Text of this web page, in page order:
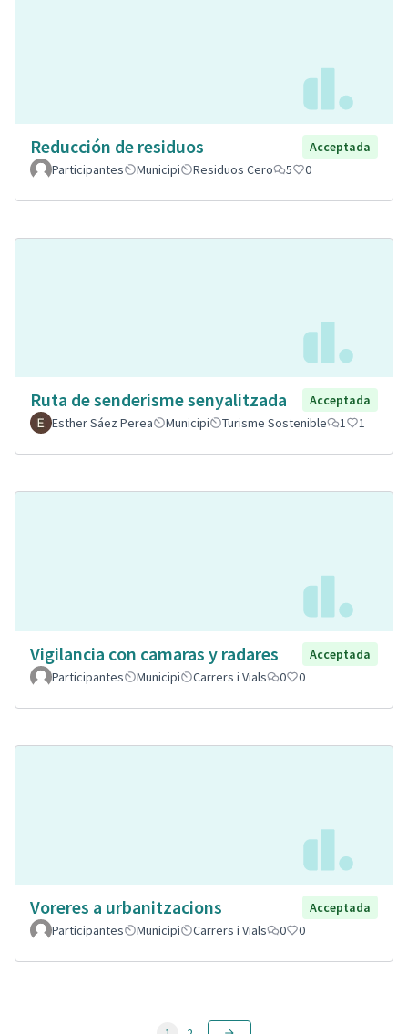
Reducción de residuos
Acceptada
Participantes
Municipi Residuos Cero 5 0
Ruta de senderisme senyalitzada
Acceptada
Esther Sáez Perea
Municipi Turisme Sostenible 1 1
Vigilancia con camaras y radares
Acceptada
Participantes
Municipi Carrers i Vials 0 0
Voreres a urbanitzacions
Acceptada
Participantes
Municipi Carrers i Vials 0 0